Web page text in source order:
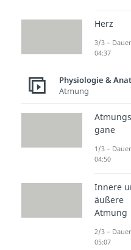
Enzymen
.
sich
Herz
3/3 –
04:37
Physiologie &
Atmung
gane
1/3 –
04:50
Innere
äußere
Atmung
2/3 –
05:07